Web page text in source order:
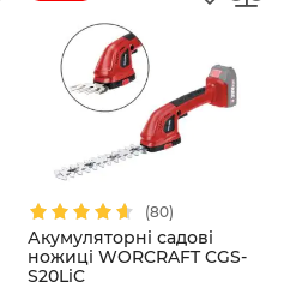
(80)
Акумуляторні садові
ножиці WORCRAFT CGS-
S20LiC